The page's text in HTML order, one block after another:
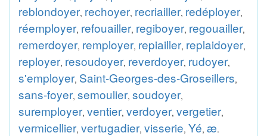
reblondoyer, rechoyer, recriailler, redéployer,
réemployer, refouailler, regiboyer, regouailler,
remerdoyer, remployer, repiailler, replaidoyer,
reployer, resoudoyer, reverdoyer, rudoyer,
s'employer, Saint-Georges-des-Groseillers,
sans-foyer, semoulier, soudoyer,
suremployer, ventier, verdoyer, vergetier,
vermicellier, vertugadier, visserie, Yé, æ.